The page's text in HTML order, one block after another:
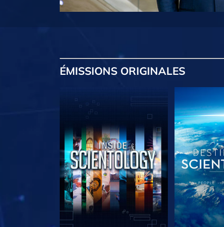
ÉMISSIONS ORIGINALES